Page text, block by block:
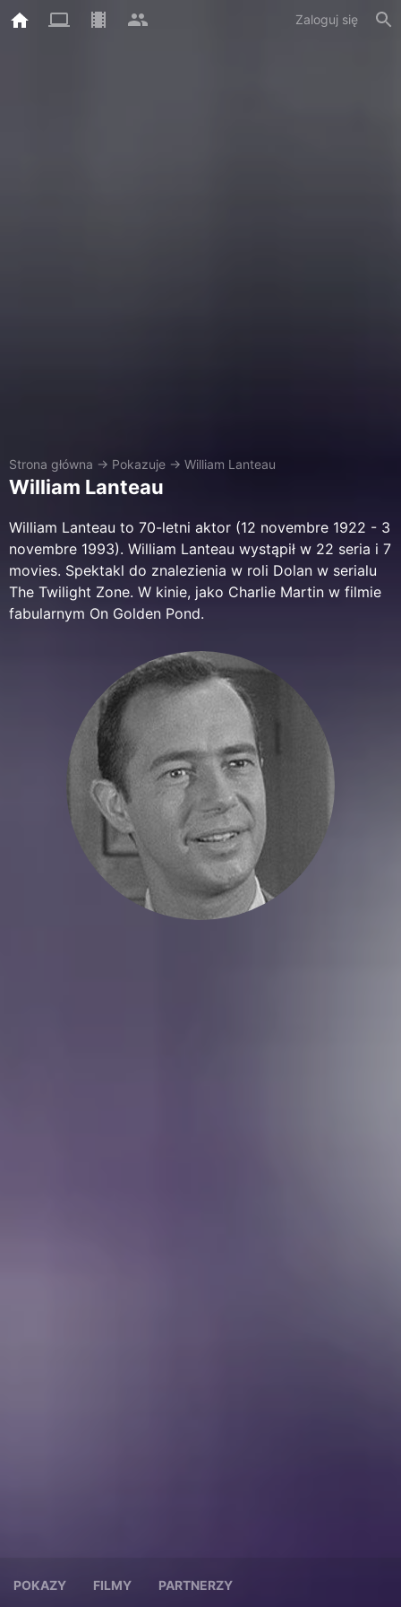
Zaloguj się
Strona główna → Pokazuje → William Lanteau
William Lanteau
William Lanteau to 70-letni aktor (12 novembre 1922 - 3
novembre 1993). William Lanteau wystąpił w 22 seria i 7
movies. Spektakl do znalezienia w roli Dolan w serialu
The Twilight Zone. W kinie, jako Charlie Martin w filmie
fabularnym On Golden Pond.
POKAZY FILMY PARTNERZY